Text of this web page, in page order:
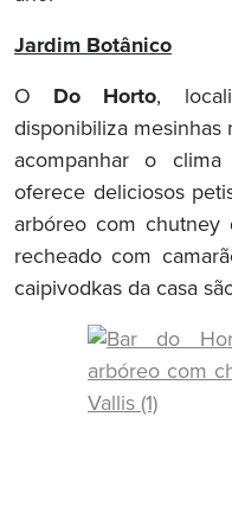
Jardim Botânico
O Do Horto,
disponibiliza mesinhas
acompanhar o
oferece deliciosos
arbóreo com
recheado com
caipivodkas da casa